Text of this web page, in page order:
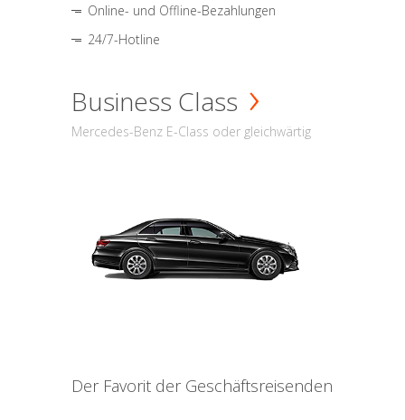
Online- und Offline-Bezahlungen
24/7-Hotline
Business Class
Mercedes-Benz E-Class oder gleichwärtig
Der Favorit der Geschäftsreisenden